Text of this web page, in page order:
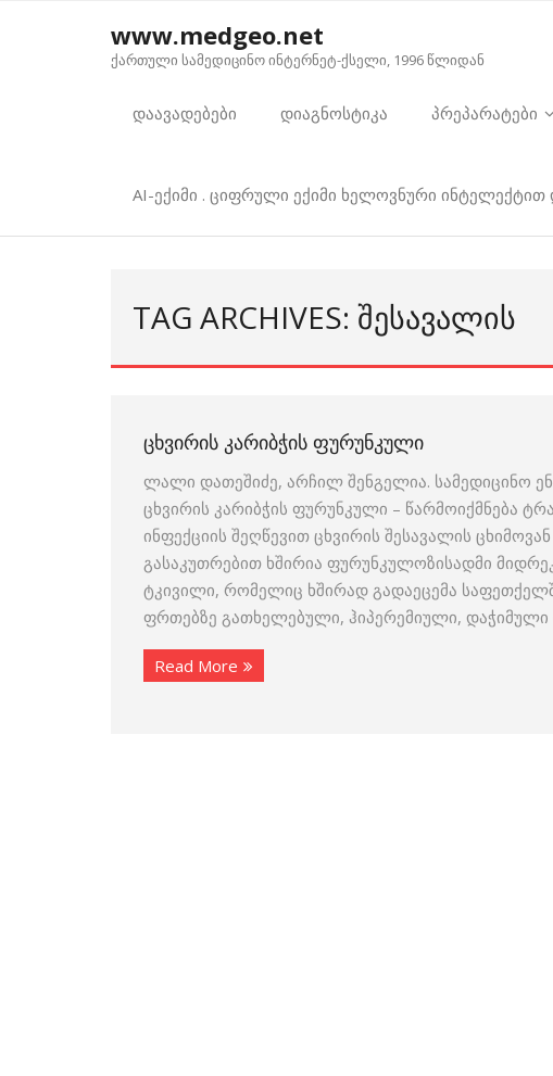
www.medgeo.net
ქართული სამედიცინო ინტერნეტ-ქსელი, 1996 წლიდან
დაავადებები დიაგნოსტიკა პრეპარატები
AI-ექიმი . ციფრული ექიმი ხელოვნური
TAG ARCHIVES: ᲨᲔᲡᲐᲕᲐᲚᲘᲡ
ᲪᲮᲕᲘᲠᲘᲡ ᲙᲐᲠᲘᲑᲭᲘᲡ ᲤᲣᲠᲣᲜᲙᲣᲚᲘ
ლალი დათეშიძე, არჩილ შენგელია. სამედიცინო
ცხვირის კარიბჭის ფურუნკული – წარმოიქმნება
ინფექციის შეღწევით ცხვირის შესავალის
გასაკუთრებით ხშირია ფურუნკულოზისადმი
ტკივილი, რომელიც ხშირად გადაეცემა
ფრთებზე გათხელებული, ჰიპერემიული, დაჭიმული
Read More